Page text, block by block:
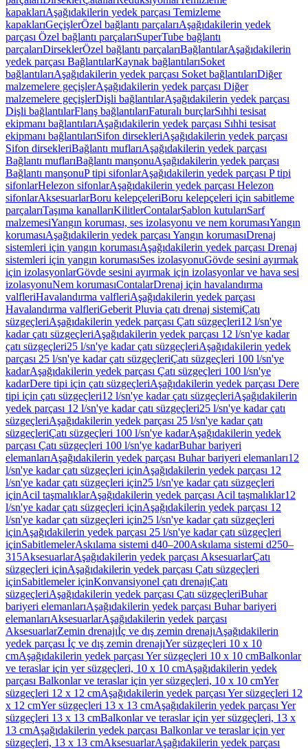
kapaklarıAşağıdakilerin yedek parçası Temizleme
kapaklarıGeçişlerÖzel bağlantı parçalarıAşağıdakilerin yedek
parçası Özel bağlantı parçalarıSuperTube bağlantı
parçalarıDirseklerÖzel bağlantı parçalarıBağlantılarAşağıdakilerin
yedek parçası BağlantılarKaynak bağlantılarıSoket
bağlantılarıAşağıdakilerin yedek parçası Soket bağlantılarıDiğer
malzemelere geçişlerAşağıdakilerin yedek parçası Diğer
malzemelere geçişlerDişli bağlantılarAşağıdakilerin yedek parçası
Dişli bağlantılarFlanş bağlantılarıFaturalı burçlarSıhhi tesisat
ekipmanı bağlantılarıAşağıdakilerin yedek parçası Sıhhi tesisat
ekipmanı bağlantılarıSifon dirsekleriAşağıdakilerin yedek parçası
Sifon dirsekleriBağlantı muflarıAşağıdakilerin yedek parçası
Bağlantı muflarıBağlantı manşonuAşağıdakilerin yedek parçası
Bağlantı manşonuP tipi sifonlarAşağıdakilerin yedek parçası P tipi
sifonlarHelezon sifonlarAşağıdakilerin yedek parçası Helezon
sifonlarAksesuarlarBoru kelepçeleriBoru kelepçeleri için sabitleme
parçalarıTaşıma kanallarıKilitlerContalarŞablon kutularıSarf
malzemesiYangın koruması, ses izolasyonu ve nem korumasıYangın
korumasıAşağıdakilerin yedek parçası Yangın korumasıDrenaj
sistemleri için yangın korumasıAşağıdakilerin yedek parçası Drenaj
sistemleri için yangın korumasıSes izolasyonuGövde sesini ayırmak
için izolasyonlarGövde sesini ayırmak için izolasyonlar ve hava sesi
izolasyonuNem korumasıContalarDrenaj için havalandırma
valfleriHavalandırma valfleriAşağıdakilerin yedek parçası
Havalandırma valfleriGeberit Pluvia çatı drenaj sistemiÇatı
süzgeçleriAşağıdakilerin yedek parçası Çatı süzgeçleri12 l/sn'ye
kadar çatı süzgeçleriAşağıdakilerin yedek parçası 12 l/sn'ye kadar
çatı süzgeçleri25 l/sn'ye kadar çatı süzgeçleriAşağıdakilerin yedek
parçası 25 l/sn'ye kadar çatı süzgeçleriÇatı süzgeçleri 100 l/sn'ye
kadarAşağıdakilerin yedek parçası Çatı süzgeçleri 100 l/sn'ye
kadarDere tipi için çatı süzgeçleriAşağıdakilerin yedek parçası Dere
tipi için çatı süzgeçleri12 l/sn'ye kadar çatı süzgeçleriAşağıdakilerin
yedek parçası 12 l/sn'ye kadar çatı süzgeçleri25 l/sn'ye kadar çatı
süzgeçleriAşağıdakilerin yedek parçası 25 l/sn'ye kadar çatı
süzgeçleriÇatı süzgeçleri 100 l/sn'ye kadarAşağıdakilerin yedek
parçası Çatı süzgeçleri 100 l/sn'ye kadarBuhar bariyeri
elemanlarıAşağıdakilerin yedek parçası Buhar bariyeri elemanları12
l/sn'ye kadar çatı süzgeçleri içinAşağıdakilerin yedek parçası 12
l/sn'ye kadar çatı süzgeçleri için25 l/sn'ye kadar çatı süzgeçleri
içinAcil taşmalıklarAşağıdakilerin yedek parçası Acil taşmalıklar12
l/sn'ye kadar çatı süzgeçleri içinAşağıdakilerin yedek parçası 12
l/sn'ye kadar çatı süzgeçleri için25 l/sn'ye kadar çatı süzgeçleri
içinAşağıdakilerin yedek parçası 25 l/sn'ye kadar çatı süzgeçleri
içinSabitlemelerAskılama sistemi d40–200Askılama sistemi d250–
315AksesuarlarAşağıdakilerin yedek parçası AksesuarlarÇatı
süzgeçleri içinAşağıdakilerin yedek parçası Çatı süzgeçleri
içinSabitlemeler içinKonvansiyonel çatı drenajıÇatı
süzgeçleriAşağıdakilerin yedek parçası Çatı süzgeçleriBuhar
bariyeri elemanlarıAşağıdakilerin yedek parçası Buhar bariyeri
elemanlarıAksesuarlarAşağıdakilerin yedek parçası
AksesuarlarZemin drenajıİç ve dış zemin drenajıAşağıdakilerin
yedek parçası İç ve dış zemin drenajıYer süzgeçleri 10 x 10
cmAşağıdakilerin yedek parçası Yer süzgeçleri 10 x 10 cmBalkonlar
ve teraslar için yer süzgeçleri, 10 x 10 cmAşağıdakilerin yedek
parçası Balkonlar ve teraslar için yer süzgeçleri, 10 x 10 cmYer
süzgeçleri 12 x 12 cmAşağıdakilerin yedek parçası Yer süzgeçleri 12
x 12 cmYer süzgeçleri 13 x 13 cmAşağıdakilerin yedek parçası Yer
süzgeçleri 13 x 13 cmBalkonlar ve teraslar için yer süzgeçleri, 13 x
13 cmAşağıdakilerin yedek parçası Balkonlar ve teraslar için yer
süzgeçleri, 13 x 13 cmAksesuarlarAşağıdakilerin yedek parçası